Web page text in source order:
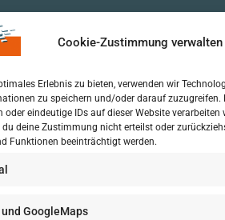
Cookie-Zustimmung verwalten
Erlebnis zu bieten, verwenden wir
zu speichern und/oder darauf zuzugreifen.
oder eindeutige IDs auf dieser Website
du deine Zustimmung nicht erteilst oder
Funktionen beeinträchtigt werden.
GoogleMaps